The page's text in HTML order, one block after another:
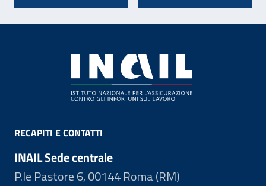
RECAPITI E CONTATTI
INAIL Sede centrale
P.le Pastore 6, 00144 Roma (RM)